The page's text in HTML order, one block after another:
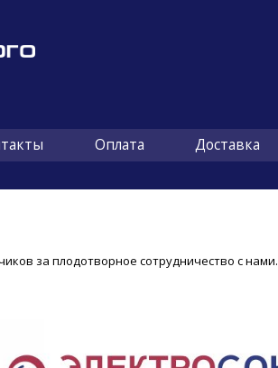
Оплата Доставка
за плодотворное сотрудничество с нами.